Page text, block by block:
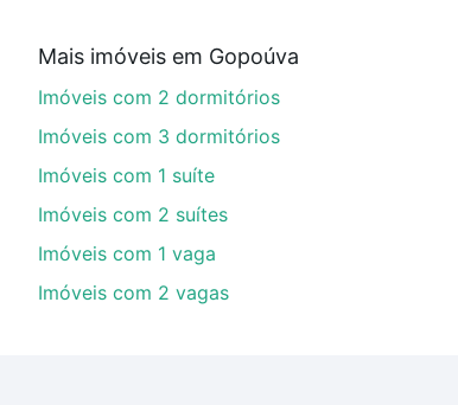
Aqui na Loft temos a oferta ideal para você,
imobiliário as parcelas podem se adequar ao
custa comprar um apartamento
e conte com
Mais imóveis em Gopoúva
Imóveis com 2 dormitórios
Imóveis com 3 dormitórios
Imóveis com 1 suíte
Imóveis com 2 suítes
Imóveis com 1 vaga
Imóveis com 2 vagas